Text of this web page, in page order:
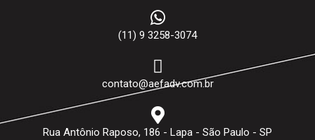
(11) 9 3258-3074
contato@aefadv.com.br
Rua Antônio Raposo, 186 - Lapa - São Paulo - SP